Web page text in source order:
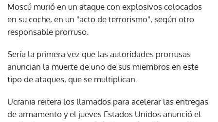
Moscú murió en un ataque con explosivos colocados
en su coche, en un "acto de terrorismo", según otro
responsable prorruso.
Sería la primera vez que las autoridades prorrusas
anuncian la muerte de uno de sus miembros en este
tipo de ataques, que se multiplican.
Ucrania reitera los llamados para acelerar las entregas
de armamento y el jueves Estados Unidos anunció el